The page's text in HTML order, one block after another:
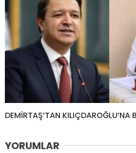
DEMİRTAŞ’TAN KILIÇDAROĞLU’NA
YORUMLAR